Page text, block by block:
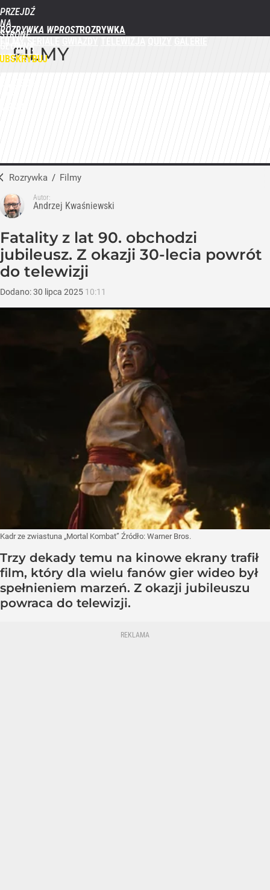
PRZEJDŹ
NA
STRONĘ
GŁÓWNĄ
WPROST.PL
ROZRYWKA WPROST
FILMY
Rozrywka / Filmy
Autor:
Andrzej Kwaśniewski
Fatality z lat 90. obchodzi
jubileusz. Z okazji 30-lecia powrót
do telewizji
Dodano:30 lipca 2025 10:11
Kadr ze zwiastuna „Mortal Kombat” Źródło: Warner Bros.
Trzy dekady temu na kinowe ekrany trafił
film, który dla wielu fanów gier wideo był
spełnieniem marzeń. Z okazji jubileuszu
powraca do telewizji.